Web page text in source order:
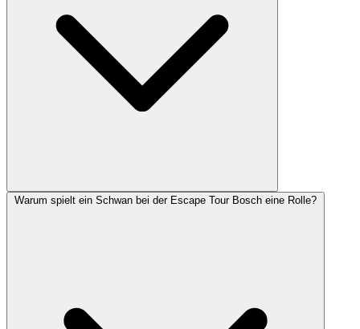
Warum spielt ein Schwan bei der Escape Tour Bosch eine Rolle?